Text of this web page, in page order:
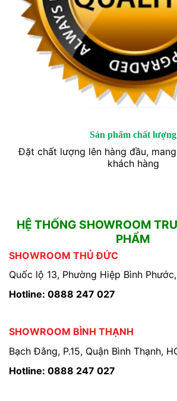
Sản phẩm chất lượng
Đặt chất lượng lên hàng đầu,
khách hàng
HỆ THỐNG SHOWROOM
PHẨM
SHOWROOM THỦ ĐỨC
Quốc lộ 13, Phường Hiệp Bình
Hotline: 0888 247 027
SHOWROOM BÌNH THẠNH
Bạch Đằng, P.15, Quận Bình Thạnh,
Hotline: 0888 247 027